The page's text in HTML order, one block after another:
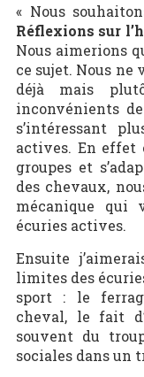
« Nous
Réflexions sur
Nous aimerions
ce sujet. Nous
déjà mais
inconvénients
s’intéressant
actives. En effet
groupes et
des chevaux,
mécanique qui
écuries actives.
Ensuite
limites des
sport : le
cheval, le fait
souvent du
sociales dans un